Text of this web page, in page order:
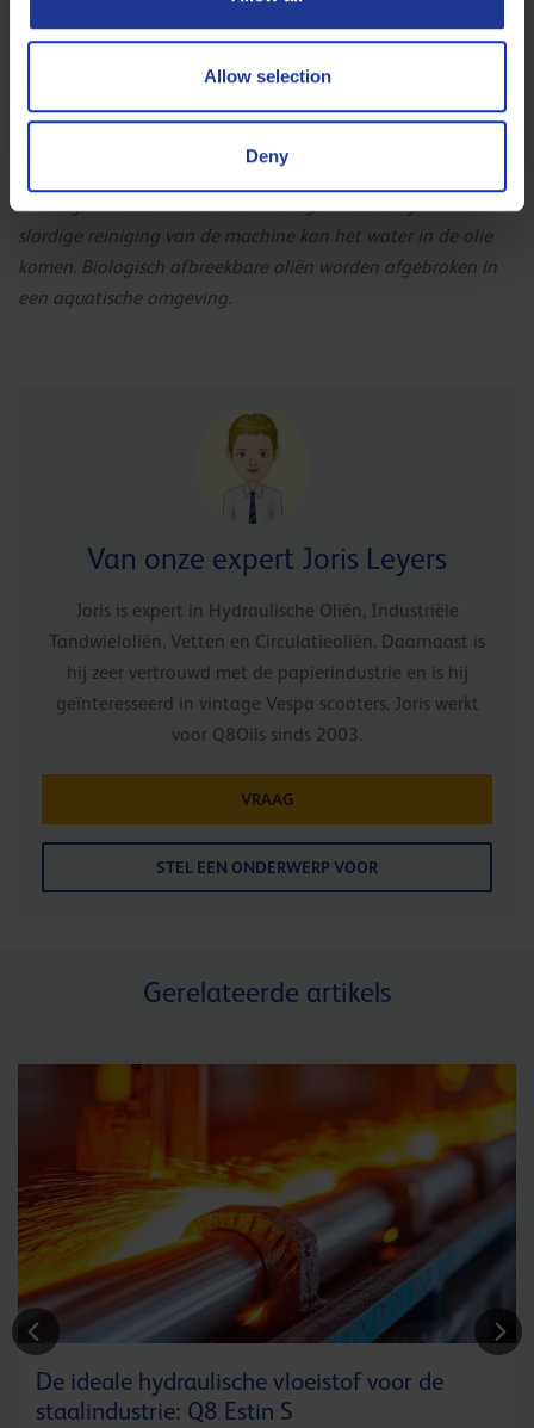
Allow selection
Deny
Vervang de oliefilter na 50 bedrijfsuren.
gebruiksklaar is.
* Water in het systeem zal normaal verdampen tijdens de
werking, maar in extreme omstandigheden of bij een
slordige reiniging van de machine kan het water in de olie
komen. Biologisch afbreekbare oliën worden afgebroken in
een aquatische omgeving.
Van onze expert Joris Leyers
Joris is expert in Hydraulische Oliën, Industriële
Tandwieloliën, Vetten en Circulatieoliën. Daarnaast is
hij zeer vertrouwd met de papierindustrie en is hij
geïnteresseerd in vintage Vespa scooters. Joris werkt
voor Q8Oils sinds 2003.
VRAAG
STEL EEN ONDERWERP VOOR
Gerelateerde artikels
De ideale hydraulische vloeistof voor de
staalindustrie: Q8 Estin S